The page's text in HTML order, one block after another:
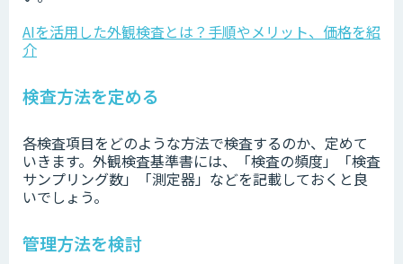
AIを活用した外観検査とは？手順やメリット、価格を紹
介
検査方法を定める
各検査項目をどのような方法で検査するのか、定めて
いきます。外観検査基準書には、「検査の頻度」「検査
サンプリング数」「測定器」などを記載しておくと良
いでしょう。
管理方法を検討